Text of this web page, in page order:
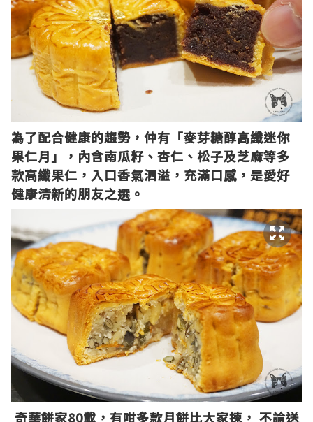
為了配合健康的趨勢，仲有「麥芽糖醇高纖迷你
果仁月」，內含南瓜籽、杏仁、松子及芝麻等多
款高纖果仁，入口香氣泗溢，充滿口感，是愛好
健康清新的朋友之選。
奇華餅家80載，有咁多款月餅比大家揀， 不論送